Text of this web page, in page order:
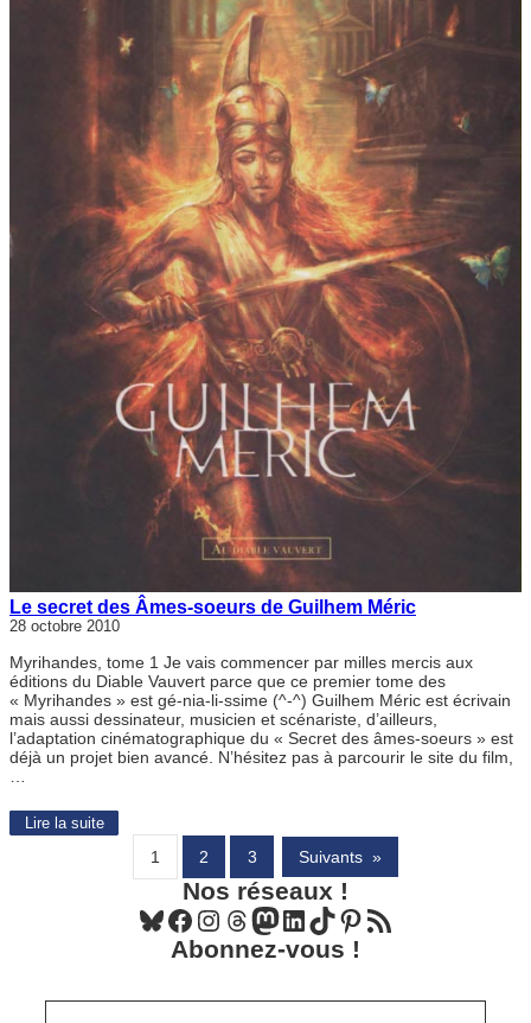
Le secret des Âmes-soeurs de Guilhem Méric
28 octobre 2010
Myrihandes, tome 1 Je vais commencer par milles mercis aux
éditions du Diable Vauvert parce que ce premier tome des
« Myrihandes » est gé-nia-li-ssime (^-^) Guilhem Méric est écrivain
mais aussi dessinateur, musicien et scénariste, d’ailleurs,
l’adaptation cinématographique du « Secret des âmes-soeurs » est
déjà un projet bien avancé. N’hésitez pas à parcourir le site du film,
Lire la suite
1 2 3 Suivants »
Nos réseaux !
Bluesky Facebook Instagram Threads Mastodon LinkedIn TikTok Pinterest Flux RSS
Abonnez-vous !